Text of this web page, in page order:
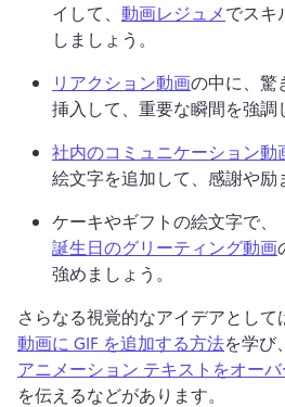
イして、 動画レジュメでスキ
しましょう。
リアクション動画の中に、驚
挿入して、重要な瞬間を強調
社内のコミュニケーション動
絵文字を追加して、感謝や励
ケーキやギフトの絵文字で、
誕生日のグリーティング動画
強めましょう。
さらなる視覚的なアイデアとして
動画に GIF を追加する方法を学び
アニメーション テキストをオーバ
を伝えるなどがあります。